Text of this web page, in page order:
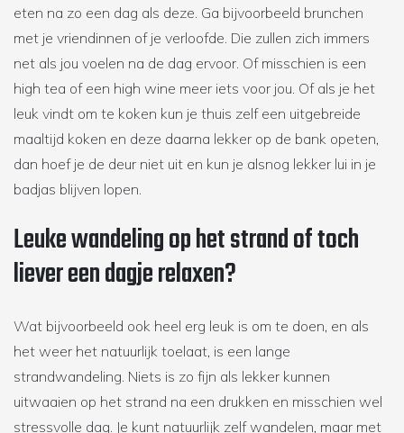
eten na zo een dag als deze. Ga bijvoorbeeld brunchen
met je vriendinnen of je verloofde. Die zullen zich immers
net als jou voelen na de dag ervoor. Of misschien is een
high tea of een high wine meer iets voor jou. Of als je het
leuk vindt om te koken kun je thuis zelf een uitgebreide
maaltijd koken en deze daarna lekker op de bank opeten,
dan hoef je de deur niet uit en kun je alsnog lekker lui in je
badjas blijven lopen.
Leuke wandeling op het strand of toch
liever een dagje relaxen?
Wat bijvoorbeeld ook heel erg leuk is om te doen, en als
het weer het natuurlijk toelaat, is een lange
strandwandeling. Niets is zo fijn als lekker kunnen
uitwaaien op het strand na een drukken en misschien wel
stressvolle dag. Je kunt natuurlijk zelf wandelen, maar met